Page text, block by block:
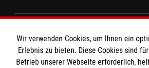
Angebote und Leistungen
Unsere Kurse
Informationen
Wir verwenden Cookies, um Ihnen ein
Erlebnis zu bieten. Diese Cookies sind
Betrieb unserer Webseite erforderlich,